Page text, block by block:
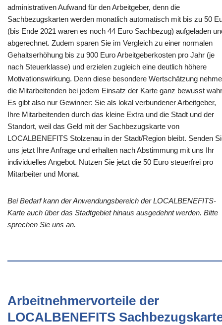
administrativen Aufwand für den Arbeitgeber, denn die
Sachbezugskarten werden monatlich automatisch mit bis zu 50
(bis Ende 2021 waren es noch 44 Euro Sachbezug) aufgeladen
abgerechnet. Zudem sparen Sie im Vergleich zu einer normalen
Gehaltserhöhung bis zu 900 Euro Arbeitgeberkosten pro Jahr (je
nach Steuerklasse) und erzielen zugleich eine deutlich höhere
Motivationswirkung. Denn diese besondere Wertschätzung
die Mitarbeitenden bei jedem Einsatz der Karte ganz bewusst
Es gibt also nur Gewinner: Sie als lokal verbundener Arbeitgeber,
Ihre Mitarbeitenden durch das kleine Extra und die Stadt und der
Standort, weil das Geld mit der Sachbezugskarte von
LOCALBENEFITS Stolzenau in der Stadt/Region bleibt. Senden
uns jetzt Ihre Anfrage und erhalten nach Abstimmung mit uns Ihr
individuelles Angebot. Nutzen Sie jetzt die 50 Euro steuerfrei pro
Mitarbeiter und Monat.
Bei Bedarf kann der Anwendungsbereich der LOCALBENEFITS-
Karte auch über das Stadtgebiet hinaus ausgedehnt werden. Bitte
sprechen Sie uns an.
Arbeitnehmervorteile der
LOCALBENEFITS